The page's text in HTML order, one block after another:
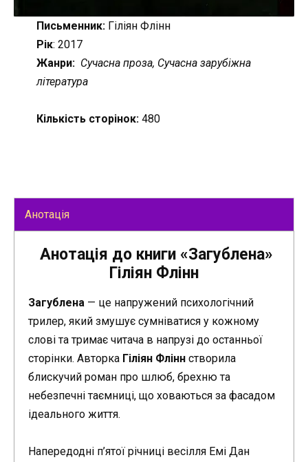
Письменник:Гіліян Флінн
Рік: 2017
Жанри: Сучасна проза, Сучасна зарубіжна
література
Кількість сторінок:480
Анотація
Анотація до книги «Загублена»
Гіліян Флінн
Загублена — це напружений психологічний
трилер, який змушує сумніватися у кожному
слові та тримає читача в напрузі до останньої
сторінки. Авторка Гіліян Флінн створила
блискучий роман про шлюб, брехню та
небезпечні таємниці, що ховаються за фасадом
ідеального життя.
Напередодні п’ятої річниці весілля Емі Дан